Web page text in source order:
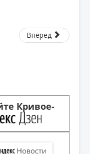
Вперед
Кривое-